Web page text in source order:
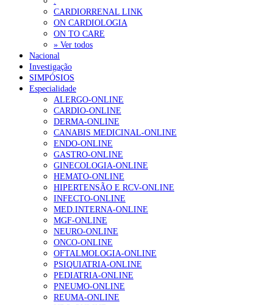
Portugal está a formar os médicos de que precisa?
2026
NOTÍCIAS MAIS LIDAS
Enfermagem Forense. “Da urgência ao tribunal, cada
gesto conta e cada profissional faz a diferença”
202 visualizações
Alguns milhares de utentes podem ficar sem médico de
família com nova regras do registo, alerta associação
155 visualizações
1.º Episódio do Podcast “Frequência Cardio – Sintoniza-
te na Insuficiência Cardíaca” da Bayer
99 visualizações
“Os programas de rastreio do cancro do pulmão são
CARDIORRENAL LINK
ON CARDIOLOGIA
ON TO CARE
» Ver todos
Nacional
Investigação
SIMPÓSIOS
Especialidade
ALERGO-ONLINE
CARDIO-ONLINE
DERMA-ONLINE
CANABIS MEDICINAL-ONLINE
ENDO-ONLINE
GASTRO-ONLINE
GINECOLOGIA-ONLINE
HEMATO-ONLINE
HIPERTENSÃO E RCV-ONLINE
INFECTO-ONLINE
MED.INTERNA-ONLINE
MGF-ONLINE
NEURO-ONLINE
ONCO-ONLINE
OFTALMOLOGIA-ONLINE
PSIQUIATRIA-ONLINE
PEDIATRIA-ONLINE
PNEUMO-ONLINE
REUMA-ONLINE